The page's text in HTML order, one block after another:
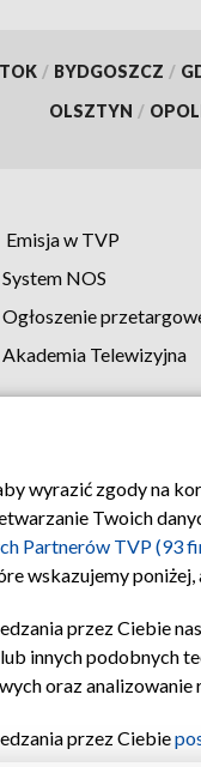
/ BYDGOSZCZ /
OLSZTYN /
Emisja w TVP
System NOS
Ogłoszenie
Akademia Telewizyjna
TVP
wyrazić zgody na
Twoich
Partnerów TVP (93
wskazujemy
przez Ciebie
innych podobnych
oraz analizowanie
przez Ciebie